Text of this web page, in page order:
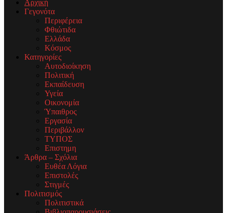
Αρχική
Γεγονότα
Περιφέρεια
Φθιώτιδα
Ελλάδα
Κόσμος
Κατηγορίες
Αυτοδιοίκηση
Πολιτική
Εκπαίδευση
Υγεία
Οικονομία
Ύπαιθρος
Εργασία
Περιβάλλον
ΤΥΠΟΣ
Επιστημη
Άρθρα – Σχόλια
Ευθέα Λόγια
Επιστολές
Στιγμές
Πολιτισμός
Πολιτιστικά